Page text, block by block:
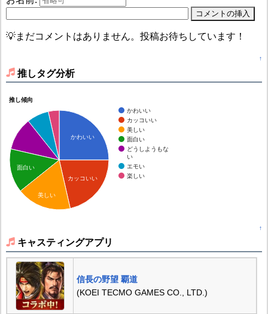
💡まだコメントはありません。投稿お待ちしています！
↑
推しタグ分析
推し傾向
かわいい
カッコいい
美しい
面白い
どうしようもな
い
エモい
楽しい
かわいい
カッコいい
面白い
美しい
↑
キャスティングアプリ
信長の野望 覇道
(KOEI TECMO GAMES CO., LTD.)